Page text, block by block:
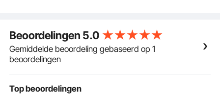
in het vliegtuig en dient als mobiel make-
upwerkstation.
Stevig en duurzaam: deze cosmetische hoes is
gemaakt van waterdicht en slijtvast Oxford-
garandeert. Het beschikt ook over soepel lopende en
Beoordelingen 5.0
Gemiddelde beoordeling gebaseerd op 1
beoordelingen
Top beoordelingen